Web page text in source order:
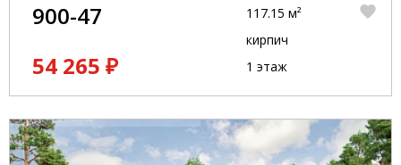
900-47
54 265 ₽
117.15 м²
кирпич
1 этаж